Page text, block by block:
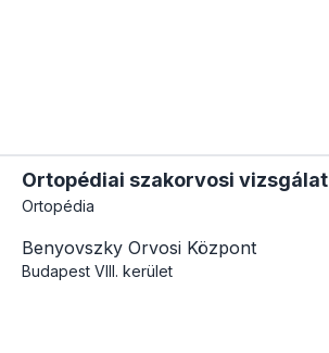
Ortopédiai szakorvosi vizsgálat
Ortopédia
Benyovszky Orvosi Központ
Budapest VIII. kerület